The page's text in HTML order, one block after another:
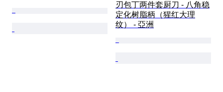
刃包丁两件套厨刀 - 八角稳
定化树脂柄（猩红大理
纹） - 亞洲